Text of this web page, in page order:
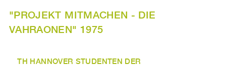
"PROJEKT MITMACHEN - DIE
VAHRAONEN" 1975
TH HANNOVER STUDENTEN DER